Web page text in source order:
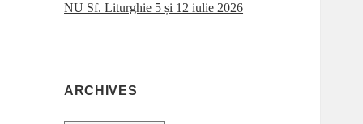
NU Sf. Liturghie 5 și 12 iulie 2026
ARCHIVES